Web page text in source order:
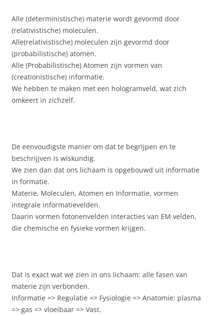
Alle (deterministische) materie wordt gevormd door
(relativistische) moleculen.
Alle(relativistische) moleculen zijn gevormd door
(probabilistische) atomen.
Alle (Probabilistische) Atomen zijn vormen van
(creationistische) informatie.
We hebben te maken met een hologramveld, wat zich
omkeert in zichzelf.
De eenvoudigste manier om dat te begrijpen en te
beschrijjven is wiskundig.
We zien dan dat ons lichaam is opgebouwd uit informatie
in formatie.
Materie, Moleculen, Atomen en Informatie, vormen
integrale informatievelden.
Daarin vormen fotonenvelden interacties van EM velden,
die chemische en fysieke vormen krijgen.
Dat is exact wat we zien in ons lichaam: alle fasen van
materie zijn verbonden.
Informatie => Regulatie => Fysiologie => Anatomie: plasma
=> gas => vloeibaar => Vast.